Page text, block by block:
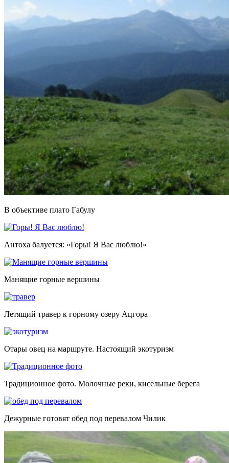
В объективе плато Габулу
Антоха балуется: «Горы! Я Вас люблю!»
Манящие горные вершины
Летящий травер к горному озеру Ацгора
Отары овец на маршруте. Настоящий экотуризм
Традиционное фото. Молочные реки, кисельные берега
Дежурные готовят обед под перевалом Чилик